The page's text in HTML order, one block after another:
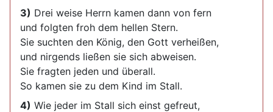
3) Drei weise Herrn kamen dann von fern
und folgten froh dem hellen Stern.
Sie suchten den König, den Gott verheißen,
und nirgends ließen sie sich abweisen.
Sie fragten jeden und überall.
So kamen sie zu dem Kind im Stall.
4) Wie jeder im Stall sich einst gefreut,